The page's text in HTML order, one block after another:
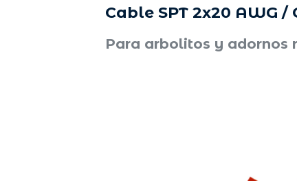
Cable SPT 2x20 AWG
Para arbolitos y adornos